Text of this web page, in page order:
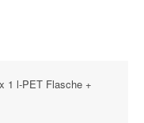
1 l-PET Flasche +